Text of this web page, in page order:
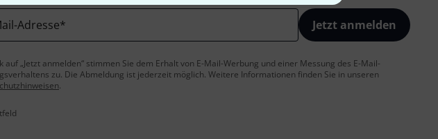
Adresse* Jetzt anmelden
auf „Jetzt anmelden“ stimmen Sie dem Erhalt von E-Mail-Werbung und einer Messung des E-Mail-
zu. Die Abmeldung ist jederzeit möglich. Weitere Informationen finden Sie in unseren
.